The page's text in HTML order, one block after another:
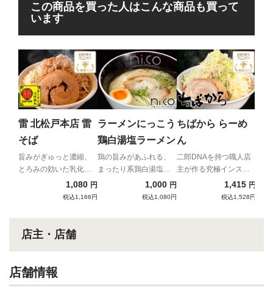
この商品を買った人はこんな商品も買って
います
雷 北松戸本店 雷
そば
旨みがぎゅっと濃縮、
とろみの効いた乳化ス
ープと自家製極太麺の
強烈濃厚コンビネーシ
1,080 円
税込1,166円
ラーメンにっこう
鶏白湯塩ラーメン
鶏の旨みがあふれる、
まったり系鶏白湯塩ラ
1,000 円
税込1,080円
ちばから らーめ
ん
二郎DNAを持つ職人店
主が作る究極インスパ
1,415 円
税込1,528円
店主・店舗
店舗情報